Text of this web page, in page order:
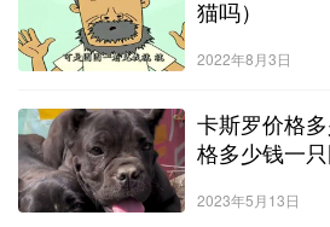
猫吗）
2022年8月3日
卡斯罗价格
格多少钱一只
2023年5月13日